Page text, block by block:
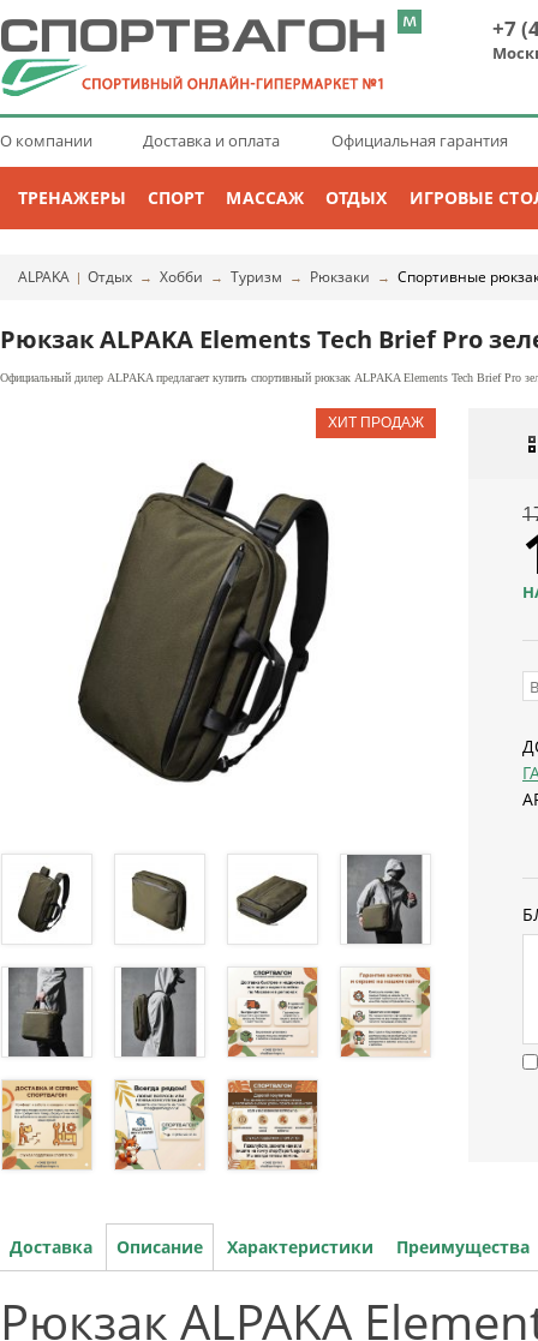
+7
О компании Доставка и оплата Официальная гарантия
ТРЕНАЖЕРЫ СПОРТ МАССАЖ ОТДЫХ ИГРОВЫЕ
ALPAKA | Отдых → Хобби → Туризм → Рюкзаки → Спортивные
Рюкзак ALPAKA Elements Tech Brief Pro
Официальный дилер ALPAKA предлагает купить спортивный рюкзак ALPAKA Elements Tech Brief Pro
Доставка Описание Характеристики Преимущества
Рюкзак ALPAKA